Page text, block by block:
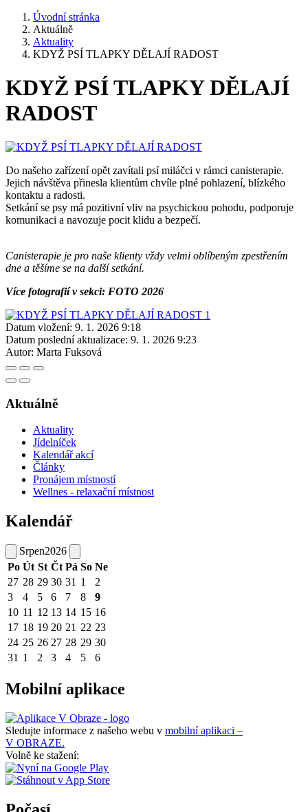
Úvodní stránka
Aktuálně
Aktuality
KDYŽ PSÍ TLAPKY DĚLAJÍ RADOST
KDYŽ PSÍ TLAPKY DĚLAJÍ
RADOST
Do našeho zařízení opět zavítali psí miláčci v rámci canisterapie.
Jejich návštěva přinesla klientům chvíle plné pohlazení, blízkého
kontaktu a radosti.
Setkání se psy má pozitivní vliv na psychickou pohodu, podporuje
komunikaci a navozuje pocit klidu a bezpečí.
Canisterapie je pro naše klienty vždy velmi oblíbeným zpestřením
dne a těšíme se na další setkání.
Více fotografií v sekci: FOTO 2026
Datum vložení: 9. 1. 2026 9:18
Datum poslední aktualizace: 9. 1. 2026 9:23
Autor: Marta Fuksová
Aktuálně
Aktuality
Jídelníček
Kalendář akcí
Články
Pronájem místností
Wellnes - relaxační místnost
Kalendář
Srpen2026
Po Út St Čt Pá So Ne
27 28 29 30 31 1
2
3
4 5 6 7 8
9
10 11 12 13 14 15 16
17 18 19 20 21 22 23
24 25 26 27 28 29 30
31 1 2 3 4 5 6
Mobilní aplikace
Sledujte informace z našeho webu v mobilní aplikaci –
V OBRAZE.
Volně ke stažení: